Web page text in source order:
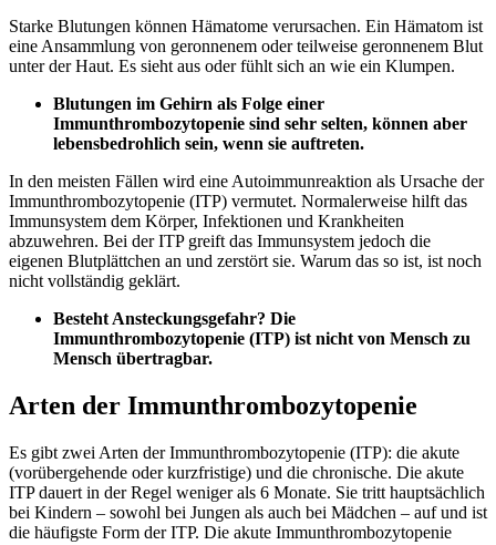
Starke Blutungen können Hämatome verursachen. Ein Hämatom ist
eine Ansammlung von geronnenem oder teilweise geronnenem Blut
unter der Haut. Es sieht aus oder fühlt sich an wie ein Klumpen.
Blutungen im Gehirn als Folge einer
Immunthrombozytopenie sind sehr selten, können aber
lebensbedrohlich sein, wenn sie auftreten.
In den meisten Fällen wird eine Autoimmunreaktion als Ursache der
Immunthrombozytopenie (ITP) vermutet. Normalerweise hilft das
Immunsystem dem Körper, Infektionen und Krankheiten
abzuwehren. Bei der ITP greift das Immunsystem jedoch die
eigenen Blutplättchen an und zerstört sie. Warum das so ist, ist noch
nicht vollständig geklärt.
Besteht Ansteckungsgefahr? Die
Immunthrombozytopenie (ITP) ist nicht von Mensch zu
Mensch übertragbar.
Arten der Immunthrombozytopenie
Es gibt zwei Arten der Immunthrombozytopenie (ITP): die akute
(vorübergehende oder kurzfristige) und die chronische. Die akute
ITP dauert in der Regel weniger als 6 Monate. Sie tritt hauptsächlich
bei Kindern – sowohl bei Jungen als auch bei Mädchen – auf und ist
die häufigste Form der ITP. Die akute Immunthrombozytopenie